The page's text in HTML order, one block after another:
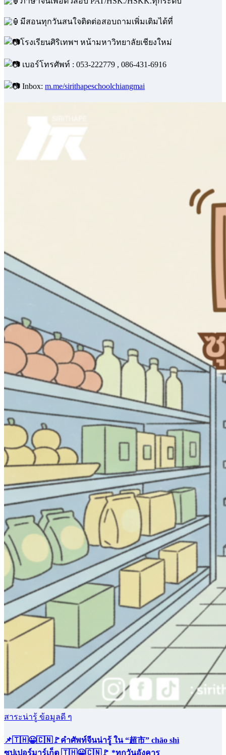
ภาษาจีนที่ใช้ในชีวิตประจำวัน
ภาษาจีนเพื่อธุรกิจ ค้าขาย ท่องเที่ยว โรงแรม และสปา
ภาษาจีนเพื่อติวสอบ PAT/HSK./HSKK.ทุกระดับ
โรงเรียนศิริเทพฯ หน้ามหาวิทยาลัยเชียงใหม่
เบอร์โทรศัพท์ : 053-222779 , 086-431-6916